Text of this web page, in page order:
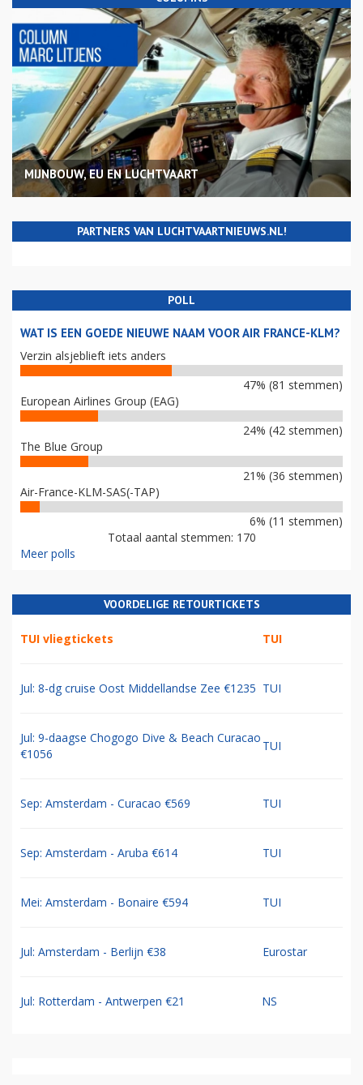
MIJNBOUW, EU EN LUCHTVAART
PARTNERS VAN LUCHTVAARTNIEUWS.NL!
POLL
WAT IS EEN GOEDE NIEUWE NAAM VOOR AIR FRANCE-KLM?
Verzin alsjeblieft iets anders
47% (81 stemmen)
European Airlines Group (EAG)
24% (42 stemmen)
The Blue Group
21% (36 stemmen)
Air-France-KLM-SAS(-TAP)
6% (11 stemmen)
Totaal aantal stemmen: 170
Meer polls
VOORDELIGE RETOURTICKETS
TUI vliegtickets TUI
Jul: 8-dg cruise Oost Middellandse Zee €1235 TUI
Jul: 9-daagse Chogogo Dive & Beach Curacao
€1056
TUI
Sep: Amsterdam - Curacao €569 TUI
Sep: Amsterdam - Aruba €614 TUI
Mei: Amsterdam - Bonaire €594 TUI
Jul: Amsterdam - Berlijn €38 Eurostar
Jul: Rotterdam - Antwerpen €21 NS